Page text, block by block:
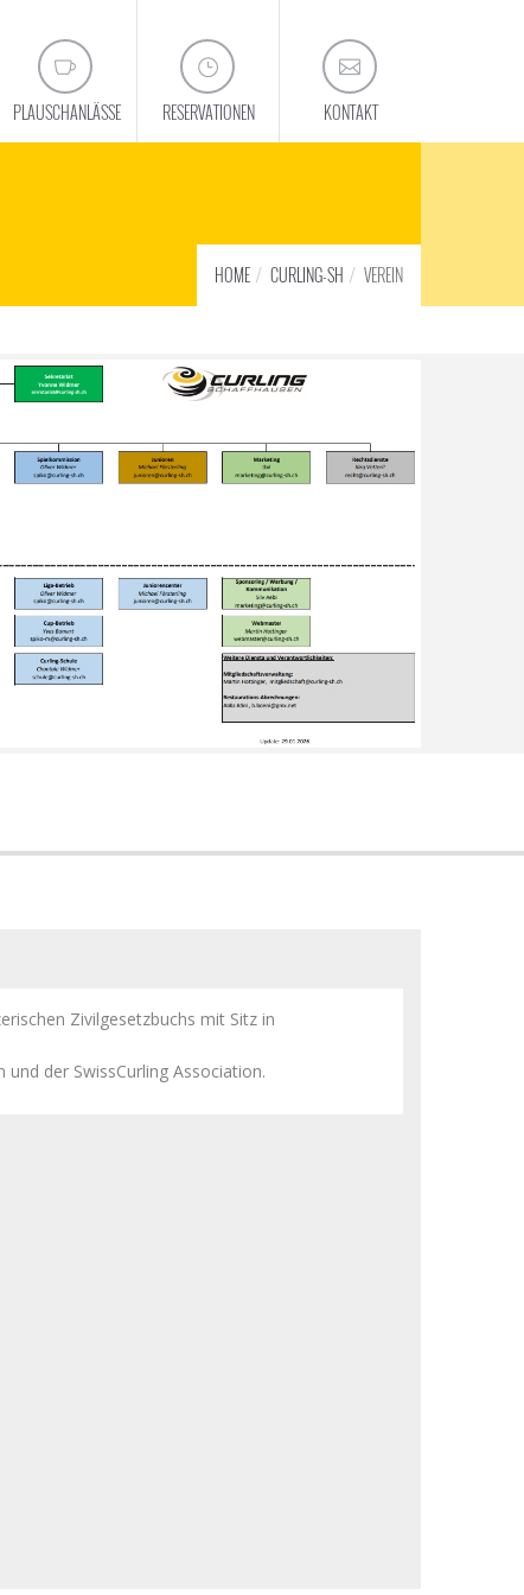
PLAUSCHANLÄSSE RESERVATIONEN KONTAKT
HOME CURLING-SH VEREIN
Zivilgesetzbuchs mit Sitz in
der SwissCurling Association.